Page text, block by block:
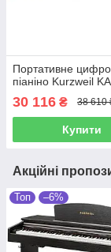
Портативне
піаніно Kurzweil
30 116 ₴ 38 610
Купити
Акційні
Топ –6%